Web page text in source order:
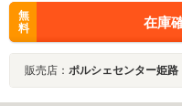
無
料
在庫
販売店： ポルシェセンター姫路